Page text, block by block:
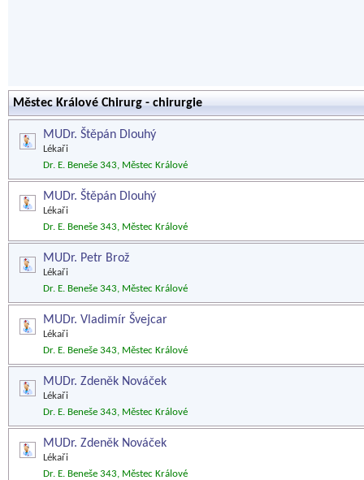
Městec Králové Chirurg - chirurgie
MUDr. Štěpán Dlouhý
Lékaři
Dr. E. Beneše 343, Městec Králové
MUDr. Štěpán Dlouhý
Lékaři
Dr. E. Beneše 343, Městec Králové
MUDr. Petr Brož
Lékaři
Dr. E. Beneše 343, Městec Králové
MUDr. Vladimír Švejcar
Lékaři
Dr. E. Beneše 343, Městec Králové
MUDr. Zdeněk Nováček
Lékaři
Dr. E. Beneše 343, Městec Králové
MUDr. Zdeněk Nováček
Lékaři
Dr. E. Beneše 343, Městec Králové